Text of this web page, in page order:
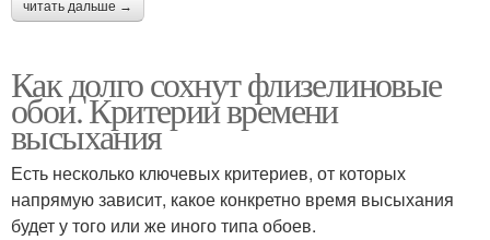
читать дальше →
Как долго сохнут флизелиновые
обои. Критерии времени
высыхания
Есть несколько ключевых критериев, от которых
напрямую зависит, какое конкретно время высыхания
будет у того или же иного типа обоев.